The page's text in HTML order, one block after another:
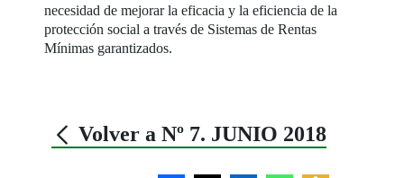
necesidad de mejorar la eficacia y la eficiencia de la
protección social a través de Sistemas de Rentas
Mínimas garantizados.
Volver a Nº 7. JUNIO 2018